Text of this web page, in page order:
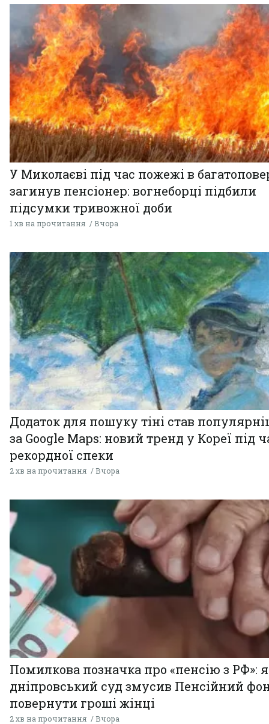
У Миколаєві під час пожежі в
загинув пенсіонер: вогнеборці підбили
підсумки тривожної доби
1 хв на прочитання Вчора
Додаток для пошуку тіні став
за Google Maps: новий тренд у Кореї під
рекордної спеки
2 хв на прочитання Вчора
Помилкова позначка про «пенсію з РФ»:
дніпровський суд змусив Пенсійний
повернути гроші жінці
2 хв на прочитання Вчора